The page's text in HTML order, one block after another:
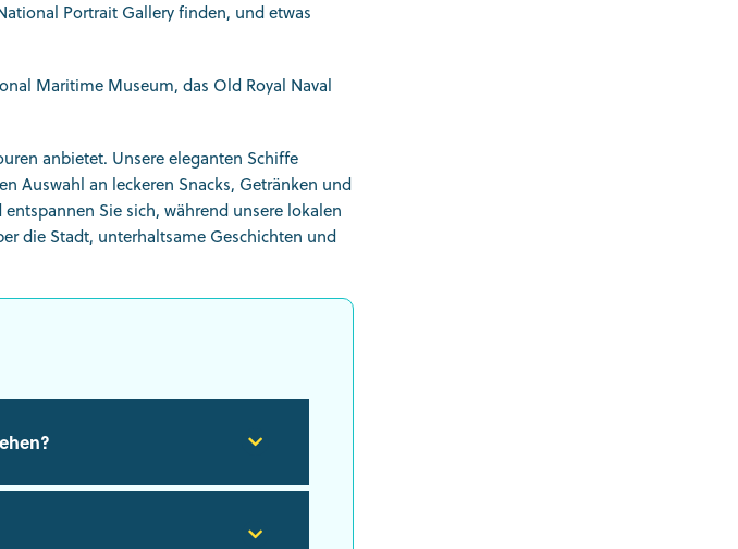
Portrait Gallery finden, und etwas
Maritime Museum, das Old Royal Naval
anbietet. Unsere eleganten Schiffe
Auswahl an leckeren Snacks, Getränken und
Sie sich, während unsere lokalen
die Stadt, unterhaltsame Geschichten und